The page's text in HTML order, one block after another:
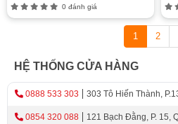
0 đánh giá
1 2
HỆ THỐNG CỬA HÀNG
0888 533 303 303 Tô Hiến Thành,
0854 320 088 121 Bạch Đằng, P. 15,